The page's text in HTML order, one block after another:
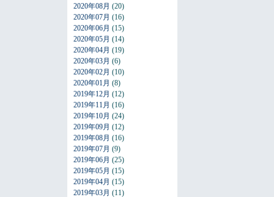
2020年08月 (20)
2020年07月 (16)
2020年06月 (15)
2020年05月 (14)
2020年04月 (19)
2020年03月 (6)
2020年02月 (10)
2020年01月 (8)
2019年12月 (12)
2019年11月 (16)
2019年10月 (24)
2019年09月 (12)
2019年08月 (16)
2019年07月 (9)
2019年06月 (25)
2019年05月 (15)
2019年04月 (15)
2019年03月 (11)